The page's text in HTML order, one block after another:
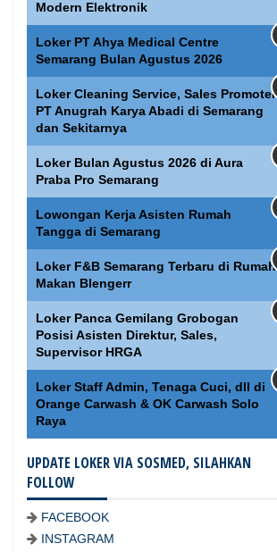
Modern Elektronik
Loker PT Ahya Medical Centre
Semarang Bulan Agustus 2026
Loker Cleaning Service, Sales Promoter
PT Anugrah Karya Abadi di Semarang
dan Sekitarnya
Loker Bulan Agustus 2026 di Aura
Praba Pro Semarang
Lowongan Kerja Asisten Rumah
Tangga di Semarang
Loker F&B Semarang Terbaru di Rumah
Makan Blengerr
Loker Panca Gemilang Grobogan
Posisi Asisten Direktur, Sales,
Supervisor HRGA
Loker Staff Admin, Tenaga Cuci, dll di
Orange Carwash & OK Carwash Solo
Raya
UPDATE LOKER VIA SOSMED, SILAHKAN
FOLLOW
FACEBOOK
INSTAGRAM